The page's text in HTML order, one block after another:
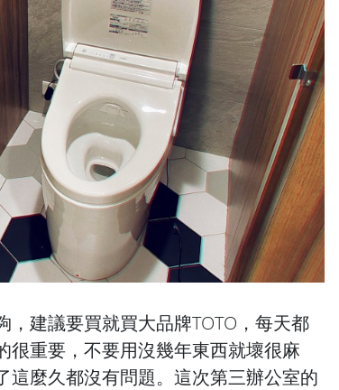
建議要買就買大品牌TOTO，每天都
很重要，不要用沒幾年東西就壞很麻
這麼久都沒有問題。這次第三辦公室的